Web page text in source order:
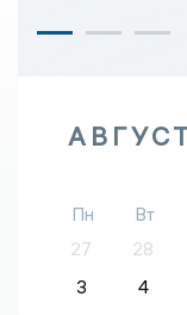
Пн Вт
27
28
3
4